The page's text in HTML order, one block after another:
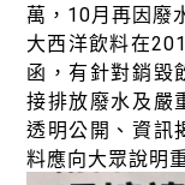
萬，10月再因廢
大西洋飲料在
函，有針對銷毀
接排放廢水及嚴
透明公開、資訊
料應向大眾說明